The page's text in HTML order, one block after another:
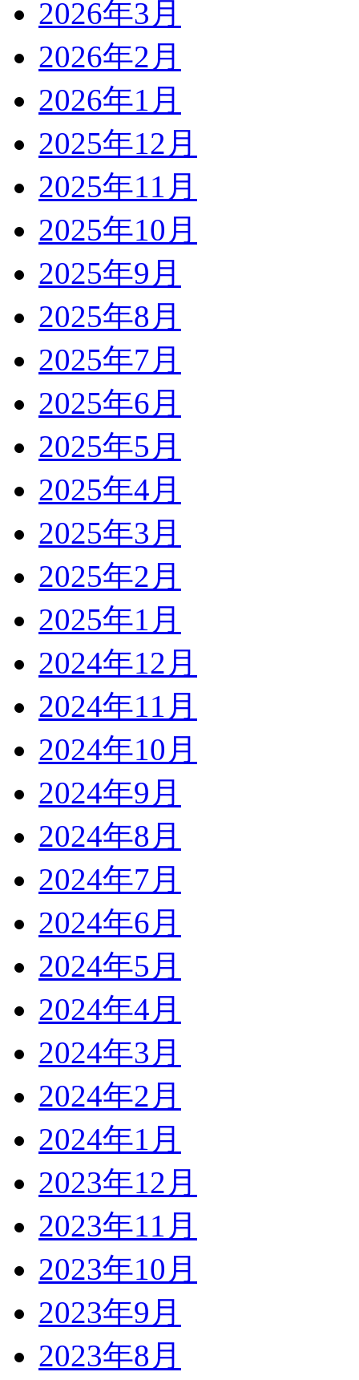
2026年3月
2026年2月
2026年1月
2025年12月
2025年11月
2025年10月
2025年9月
2025年8月
2025年7月
2025年6月
2025年5月
2025年4月
2025年3月
2025年2月
2025年1月
2024年12月
2024年11月
2024年10月
2024年9月
2024年8月
2024年7月
2024年6月
2024年5月
2024年4月
2024年3月
2024年2月
2024年1月
2023年12月
2023年11月
2023年10月
2023年9月
2023年8月